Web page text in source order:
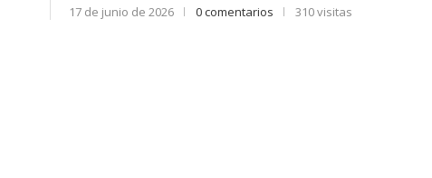
17 de junio de 2026 0 comentarios 310 visitas